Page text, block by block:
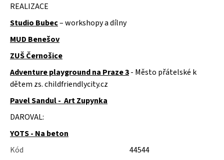
REALIZACE
Studio Bubec– workshopy a dílny
MUD Benešov
ZUŠ Černošice
Adventure playground na Praze 3- Město přátelské k
dětem zs. childfriendlycity.cz
Pavel Sandul - Art Zupynka
DAROVAL:
YOTS - Na beton
Kód
44544
200KS
ČESKÝ
KRUMLOV